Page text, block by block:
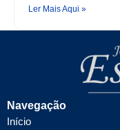
Ler Mais Aqui »
Navegação
Início